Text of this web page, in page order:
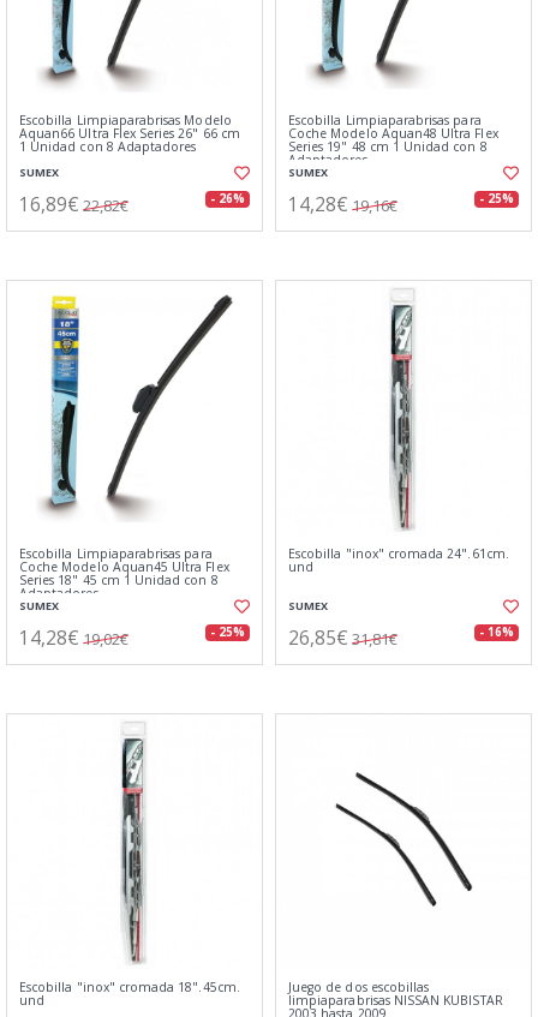
Escobilla Limpiaparabrisas Modelo
Aquan66 Ultra Flex Series 26" 66 cm
1 Unidad con 8 Adaptadores
SUMEX
16,89€ 22,82€ - 26%
Escobilla Limpiaparabrisas para
Coche Modelo Aquan48 Ultra Flex
Series 19" 48 cm 1 Unidad con 8
Adaptadores
SUMEX
14,28€ 19,16€ - 25%
Escobilla Limpiaparabrisas para
Coche Modelo Aquan45 Ultra Flex
Series 18" 45 cm 1 Unidad con 8
Adaptadores
SUMEX
14,28€ 19,02€ - 25%
Escobilla "inox" cromada 24".61cm.
und
SUMEX
26,85€ 31,81€ - 16%
Escobilla "inox" cromada 18".45cm.
und
Juego de dos escobillas
limpiaparabrisas NISSAN KUBISTAR
2003 hasta 2009